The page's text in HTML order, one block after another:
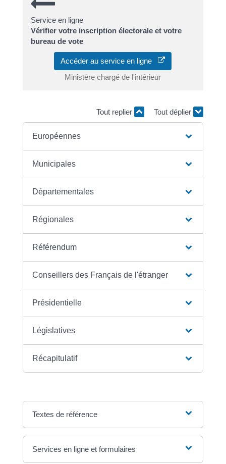
Service en ligne
Vérifier votre inscription électorale et votre
bureau de vote
Accéder au service en ligne
Ministère chargé de l'intérieur
Tout replier Tout déplier
Européennes
Municipales
Départementales
Régionales
Référendum
Conseillers des Français de l'étranger
Présidentielle
Législatives
Récapitulatif
Textes de référence
Services en ligne et formulaires